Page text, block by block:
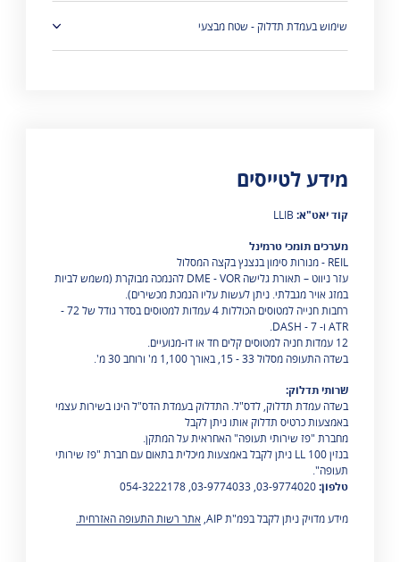
שימוש בעמדת תדלוק - שטח מבצעי
מידע לטייסים
קוד יאט"א: LLIB
מערכים תומכי טרמינל
REIL - מנורות סימון בנצנץ בקצה המסלול
עזר ניווט – תאורת גלישה DME - VOR להנמכה מבוקרת (משמש לביות
במזג אויר מגבלתי. ניתן לעשות עליו הנמכת מכשירים).
רחבות חנייה למטוסים הכוללות 4 עמדות למטוסים בסדר גודל של 72 -
ATR ו- 7 - DASH.
12 עמדות חניה למטוסים קלים חד או דו-מנועיים.
בשדה התעופה מסלול 33 - 15, באורך 1,100 מ' ורוחב 30 מ'.
שרותי תדלוק:
בשדה עמדת תדלוק, לדס"ל. התדלוק בעמדת הדס"ל הינו בשירות עצמי
באמצעות כרטיס תדלוק אותו ניתן לקבל
מחברת "פז שירותי תעופה" האחראית על המתקן.
בנזין 100 LL ניתן לקבל באמצעות מיכלית בתאום עם חברת "פז שירותי
תעופה".
טלפון: 03-9774020, 03-9774033, 054-3222178
מידע מדויק ניתן לקבל בפמ"ת AIP, אתר רשות התעופה האזרחית.